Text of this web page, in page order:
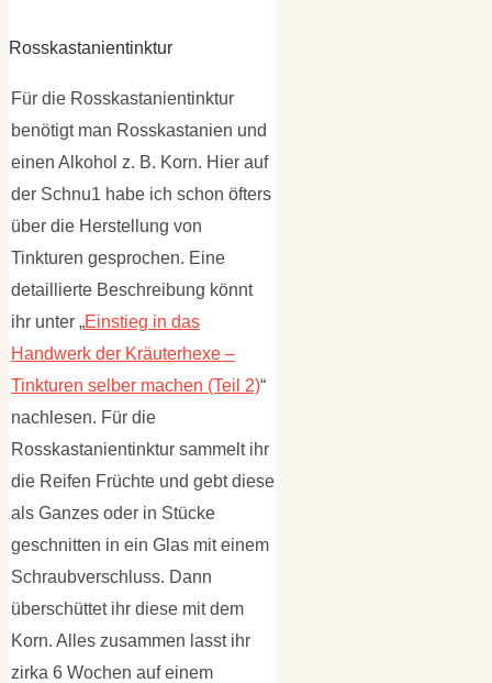
Rosskastanientinktur
Für die Rosskastanientinktur
benötigt man Rosskastanien und
einen Alkohol z. B. Korn. Hier auf
der Schnu1 habe ich schon öfters
über die Herstellung von
Tinkturen gesprochen. Eine
detaillierte Beschreibung könnt
ihr unter „Einstieg in das
Handwerk der Kräuterhexe –
Tinkturen selber machen (Teil 2)“
nachlesen. Für die
Rosskastanientinktur sammelt ihr
die Reifen Früchte und gebt diese
als Ganzes oder in Stücke
geschnitten in ein Glas mit einem
Schraubverschluss. Dann
überschüttet ihr diese mit dem
Korn. Alles zusammen lasst ihr
zirka 6 Wochen auf einem